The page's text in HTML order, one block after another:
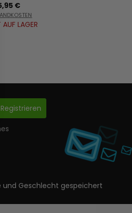
€
LAGER
Registrieren
und Geschlecht gespeichert